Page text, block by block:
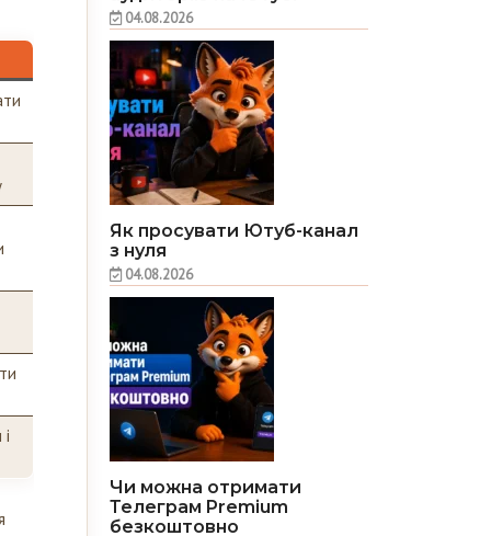
04.08.2026
Як просувати Ютуб-канал
з нуля
04.08.2026
Чи можна отримати
Телеграм Premium
безкоштовно